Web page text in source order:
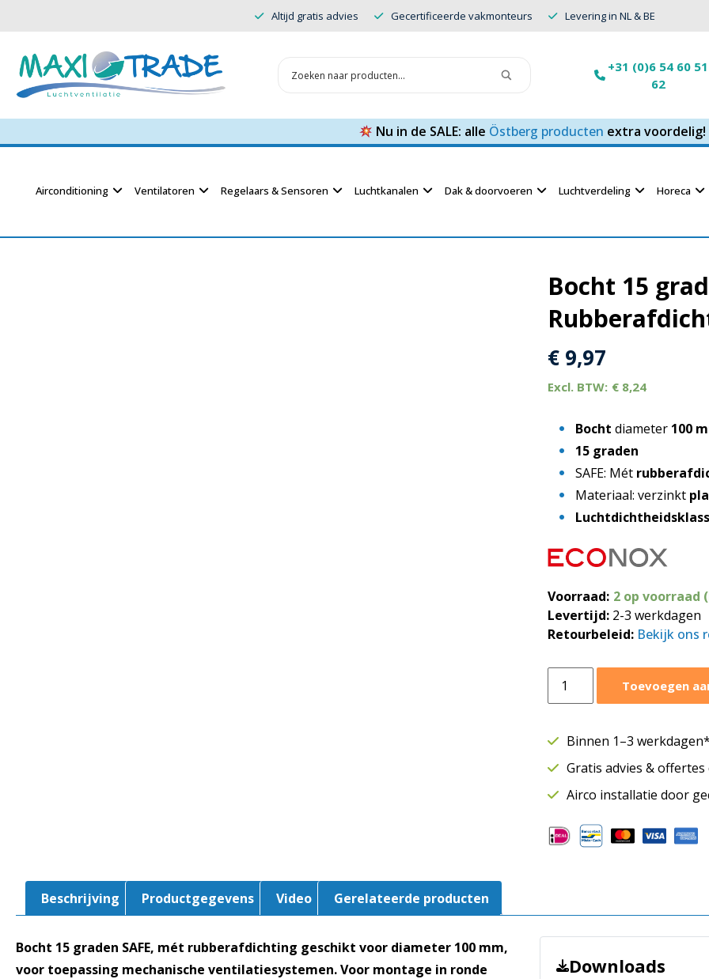
Altijd gratis advies Gecertificeerde vakmonteurs Levering in NL & BE
+31 (0)6 54 60 51
62
Nu in de SALE: alle Östberg producten extra voordelig!
Airconditioning Ventilatoren Regelaars & Sensoren Luchtkanalen Dak & doorvoeren Luchtverdeling Horeca
Bocht 15
€ 9,97
€ 8,24
Bocht diameter 100
15 graden
SAFE: Mét
Materiaal: verzinkt
Voorraad: 2 op voorraad
Levertijd: 2-3 werkdagen
Retourbeleid: Bekijk ons
SAFE
Ø100
mm
Rubberafdichting
aantal
Toevoegen
Binnen 1–3
Gratis advies &
Airco installatie door
Beschrijving Productgegevens Video Gerelateerde producten
Bocht 15 graden SAFE, mét rubberafdichting geschikt voor diameter 100 mm,
voor toepassing mechanische ventilatiesystemen. Voor montage in ronde
Downloads